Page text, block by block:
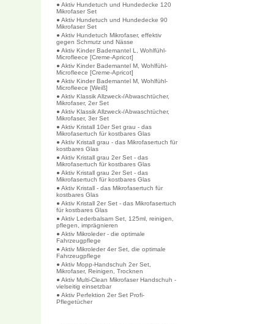
● Aktiv Hundetuch und Hundedecke 120
Mikrofaser Set
● Aktiv Hundetuch und Hundedecke 90
Mikrofaser Set
● Aktiv Hundetuch Mikrofaser, effektiv
gegen Schmutz und Nässe
● Aktiv Kinder Bademantel L, Wohlfühl-
Microfleece [Creme-Apricot]
● Aktiv Kinder Bademantel M, Wohlfühl-
Microfleece [Creme-Apricot]
● Aktiv Kinder Bademantel M, Wohlfühl-
Microfleece [Weiß]
● Aktiv Klassik Allzweck-/Abwaschtücher,
Mikrofaser, 2er Set
● Aktiv Klassik Allzweck-/Abwaschtücher,
Mikrofaser, 3er Set
● Aktiv Kristall 10er Set grau - das
Mikrofasertuch für kostbares Glas
● Aktiv Kristall grau - das Mikrofasertuch für
kostbares Glas
● Aktiv Kristall grau 2er Set - das
Mikrofasertuch für kostbares Glas
● Aktiv Kristall grau 2er Set - das
Mikrofasertuch für kostbares Glas
● Aktiv Kristall - das Mikrofasertuch für
kostbares Glas
● Aktiv Kristall 2er Set - das Mikrofasertuch
für kostbares Glas
● Aktiv Lederbalsam Set, 125ml, reinigen,
pflegen, imprägnieren
● Aktiv Mikroleder - die optimale
Fahrzeugpflege
● Aktiv Mikroleder 4er Set, die optimale
Fahrzeugpflege
● Aktiv Mopp-Handschuh 2er Set,
Mikrofaser, Reinigen, Trocknen
● Aktiv Multi-Clean Mikrofaser Handschuh -
vielseitig einsetzbar
● Aktiv Perfektion 2er Set Profi-
Pflegetücher